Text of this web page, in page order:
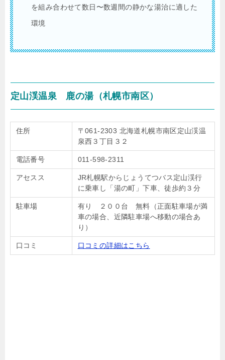
を組み合わせて数日〜数週間の静かな湯治に適した
環境
定山渓温泉 鹿の湯（札幌市南区）
住所
〒061-2303 北海道札幌市南区定山渓温
泉西３丁目３２
電話番号 011-598-2311
アセスス
JR札幌駅からじょうてつバス定山渓行
に乗車し「湯の町」下車、徒歩約３分
駐車場
有り ２００台 無料（正面駐車場が満
車の場合、近隣駐車場へ移動の場合あ
り）
口コミ 口コミの詳細はこちら